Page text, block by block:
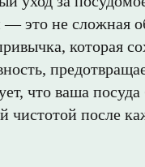
это не сложная
которая
что ваша посуда
чистотой после